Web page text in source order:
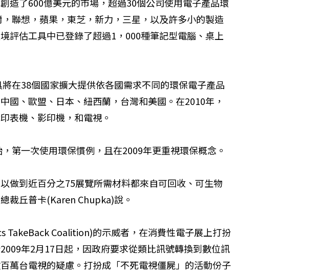
聯想，蘋果，東芝，新力，三星，以及許多小的製造
評估工具中已登錄了超過1，000種筆記型電腦、桌上
在38個國家擴大提供依各國需求不同的環保電子產品
國、歐盟、日本、紐西蘭，台灣和美國。在2010年，
表機、影印機，和電視。
第一次使用環保慣例，且在2009年更重視環保概念。
做到近百分之75展覽所需材料都來自可回收、可生物
裁丘普卡(Karen Chupka)說。
TakeBack Coalition)的示威者，在消費性電子展上打扮
年2月17日起，因政府要求從類比訊號轉換到數位訊
萬台電視的疑慮。打扮成「不死電視僵屍」的活動份子